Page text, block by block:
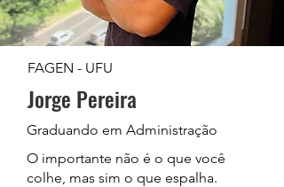
FAGEN - UFU
Jorge Pereira
Graduando em Administração
O importante não é o que você
colhe, mas sim o que espalha.